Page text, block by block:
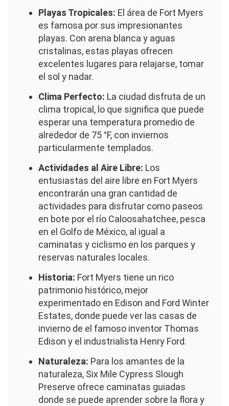
Playas Tropicales: El área de Fort Myers
es famosa por sus impresionantes
playas. Con arena blanca y aguas
cristalinas, estas playas ofrecen
excelentes lugares para relajarse, tomar
el sol y nadar.
Clima Perfecto: La ciudad disfruta de un
clima tropical, lo que significa que puede
esperar una temperatura promedio de
alrededor de 75 °F, con inviernos
particularmente templados.
Actividades al Aire Libre: Los
entusiastas del aire libre en Fort Myers
encontrarán una gran cantidad de
actividades para disfrutar como paseos
en bote por el río Caloosahatchee, pesca
en el Golfo de México, al igual a
caminatas y ciclismo en los parques y
reservas naturales locales.
Historia: Fort Myers tiene un rico
patrimonio histórico, mejor
experimentado en Edison and Ford Winter
Estates, donde puede ver las casas de
invierno de el famoso inventor Thomas
Edison y el industrialista Henry Ford.
Naturaleza: Para los amantes de la
naturaleza, Six Mile Cypress Slough
Preserve ofrece caminatas guiadas
donde se puede aprender sobre la flora y